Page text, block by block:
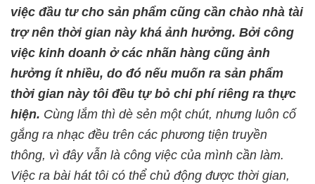
việc đầu tư cho sản phẩm cũng cần chào nhà tài
trợ nên thời gian này khá ảnh hưởng. Bởi công
việc kinh doanh ở các nhãn hàng cũng ảnh
hưởng ít nhiều, do đó nếu muốn ra sản phẩm
thời gian này tôi đều tự bỏ chi phí riêng ra thực
hiện. Cùng lắm thì dè sẻn một chút, nhưng luôn cố
gắng ra nhạc đều trên các phương tiện truyền
thông, vì đây vẫn là công việc của mình cần làm.
Việc ra bài hát tôi có thể chủ động được thời gian,